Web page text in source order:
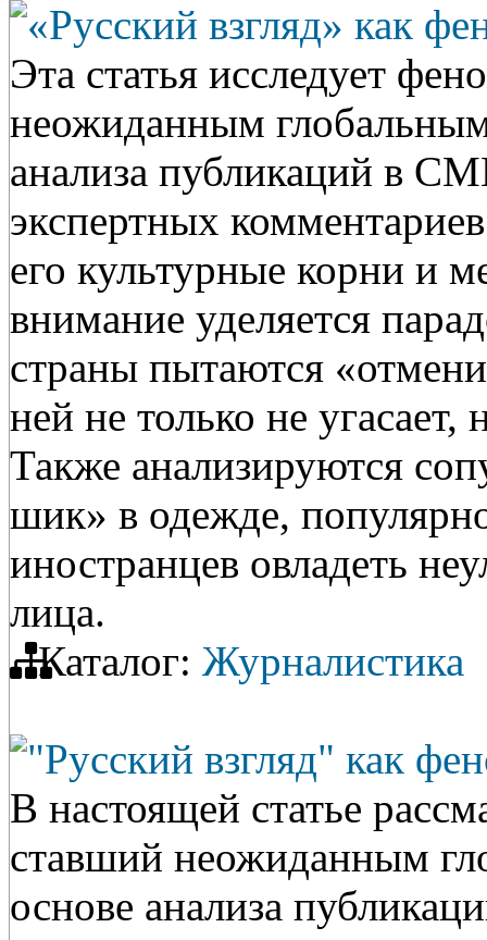
«Русский взгляд» как
Эта статья исследует
неожиданным
анализа публикаций в
экспертных
его культурные корни и
внимание уделяется
страны пытаются
ней не только не
Также анализируются
шик» в одежде,
иностранцев овладеть
лица.
Каталог: Журналистика
"Русский взгляд" как
В настоящей статье
ставший неожиданным
основе анализа